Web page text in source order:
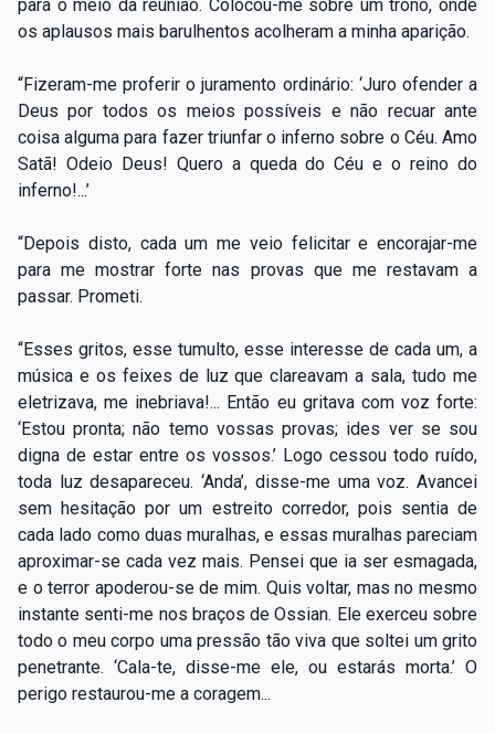
para o meio da reunião. Colocou-me sobre um trono, onde
os aplausos mais barulhentos acolheram a minha aparição.
“Fizeram-me proferir o juramento ordinário: ‘Juro ofender a
Deus por todos os meios possíveis e não recuar ante
coisa alguma para fazer triunfar o inferno sobre o Céu. Amo
Satã! Odeio Deus! Quero a queda do Céu e o reino do
inferno!...’
“Depois disto, cada um me veio felicitar e encorajar-me
para me mostrar forte nas provas que me restavam a
passar. Prometi.
“Esses gritos, esse tumulto, esse interesse de cada um, a
música e os feixes de luz que clareavam a sala, tudo me
eletrizava, me inebriava!... Então eu gritava com voz forte:
‘Estou pronta; não temo vossas provas; ides ver se sou
digna de estar entre os vossos.’ Logo cessou todo ruído,
toda luz desapareceu. ‘Anda’, disse-me uma voz. Avancei
sem hesitação por um estreito corredor, pois sentia de
cada lado como duas muralhas, e essas muralhas pareciam
aproximar-se cada vez mais. Pensei que ia ser esmagada,
e o terror apoderou-se de mim. Quis voltar, mas no mesmo
instante senti-me nos braços de Ossian. Ele exerceu sobre
todo o meu corpo uma pressão tão viva que soltei um grito
penetrante. ‘Cala-te, disse-me ele, ou estarás morta.’ O
perigo restaurou-me a coragem...